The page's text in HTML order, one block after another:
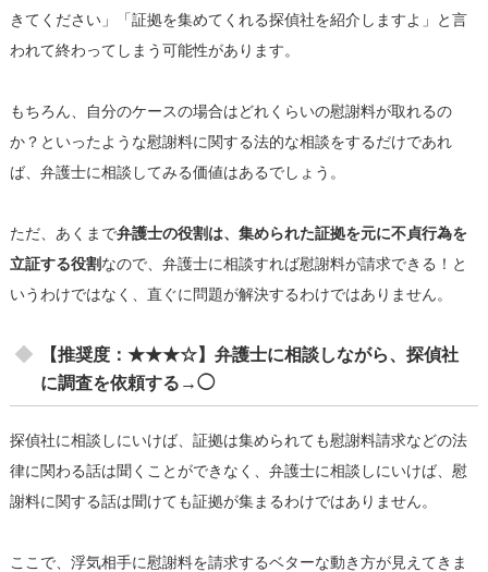
きてください」「証拠を集めてくれる探偵社を紹介しますよ」と言
われて終わってしまう可能性があります。
もちろん、自分のケースの場合はどれくらいの慰謝料が取れるの
か？といったような慰謝料に関する法的な相談をするだけであれ
ば、弁護士に相談してみる価値はあるでしょう。
ただ、あくまで弁護士の役割は、集められた証拠を元に不貞行為を
立証する役割なので、弁護士に相談すれば慰謝料が請求できる！と
いうわけではなく、直ぐに問題が解決するわけではありません。
【推奨度：★★★☆】弁護士に相談しながら、探偵社
に調査を依頼する→◯
探偵社に相談しにいけば、証拠は集められても慰謝料請求などの法
律に関わる話は聞くことができなく、弁護士に相談しにいけば、慰
謝料に関する話は聞けても証拠が集まるわけではありません。
ここで、浮気相手に慰謝料を請求するベターな動き方が見えてきま